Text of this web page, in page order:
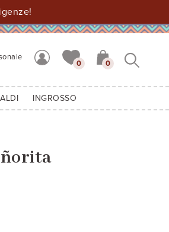
0 0
INGROSSO